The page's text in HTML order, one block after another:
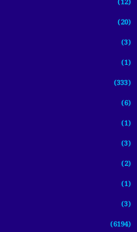
(20)
(3)
(1)
(333)
(6)
(1)
(3)
(2)
(1)
(3)
(6194)